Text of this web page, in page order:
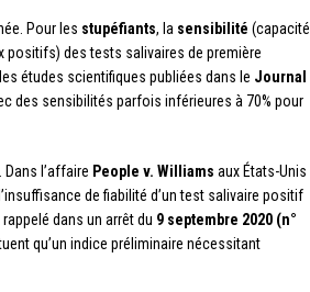
Pour les stupéfiants, la sensibilité (capacité
positifs) des tests salivaires de première
études scientifiques publiées dans le Journal
des sensibilités parfois inférieures à 70% pour
l’affaire People v. Williams aux États-Unis
de fiabilité d’un test salivaire positif
rappelé dans un arrêt du 9 septembre 2020 (n°
qu’un indice préliminaire nécessitant